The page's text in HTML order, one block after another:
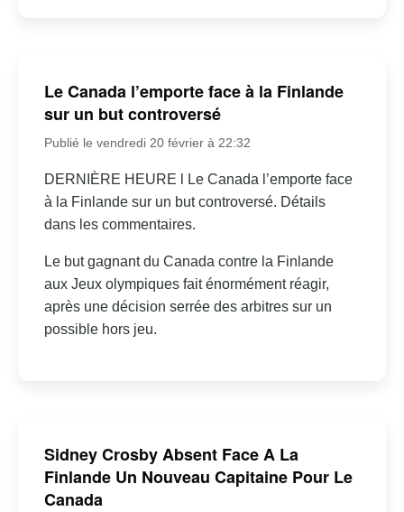
Le Canada l’emporte face à la Finlande
sur un but controversé
Publié le vendredi 20 février à 22:32
DERNIÈRE HEURE l Le Canada l’emporte face
à la Finlande sur un but controversé. Détails
dans les commentaires.
Le but gagnant du Canada contre la Finlande
aux Jeux olympiques fait énormément réagir,
après une décision serrée des arbitres sur un
possible hors jeu.
Sidney Crosby Absent Face A La
Finlande Un Nouveau Capitaine Pour Le
Canada